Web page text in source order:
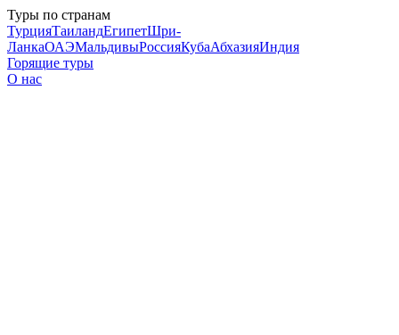
Туры по странам
ТурцияТаиландЕгипетШри-
ЛанкаОАЭМальдивыРоссияКубаАбхазияИндия
Горящие туры
О нас